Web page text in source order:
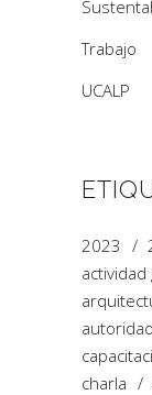
Trabajo
UCALP
2023
actividad
charla